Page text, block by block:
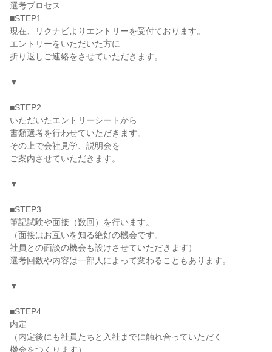
選考プロセス
■STEP1
現在、リクナビよりエントリーを受付ております。
エントリーをいただいた方に
折り返しご連絡をさせていただきます。
▼
■STEP2
いただいたエントリーシートから
書類選考を行わせていただきます。
その上で会社見学、説明会を
ご案内させていただきます。
▼
■STEP3
筆記試験や面接（数回）を行います。
（面接はお互いを知る絶好の機会です。
社員との面談の機会も設けさせていただきます）
選考回数や内容は一部人によって変わることもあります。
▼
■STEP4
内定
（内定後にも社員たちと入社までに触れ合っていただく
機会をつくります）